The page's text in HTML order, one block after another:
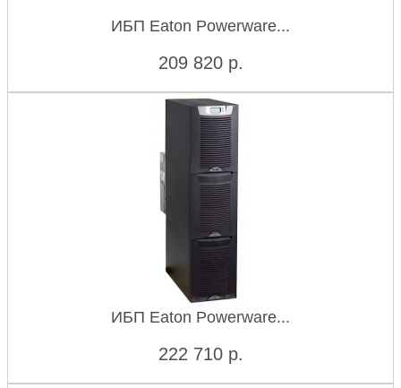
ИБП Eaton Powerware...
209 820 р.
ИБП Eaton Powerware...
222 710 р.